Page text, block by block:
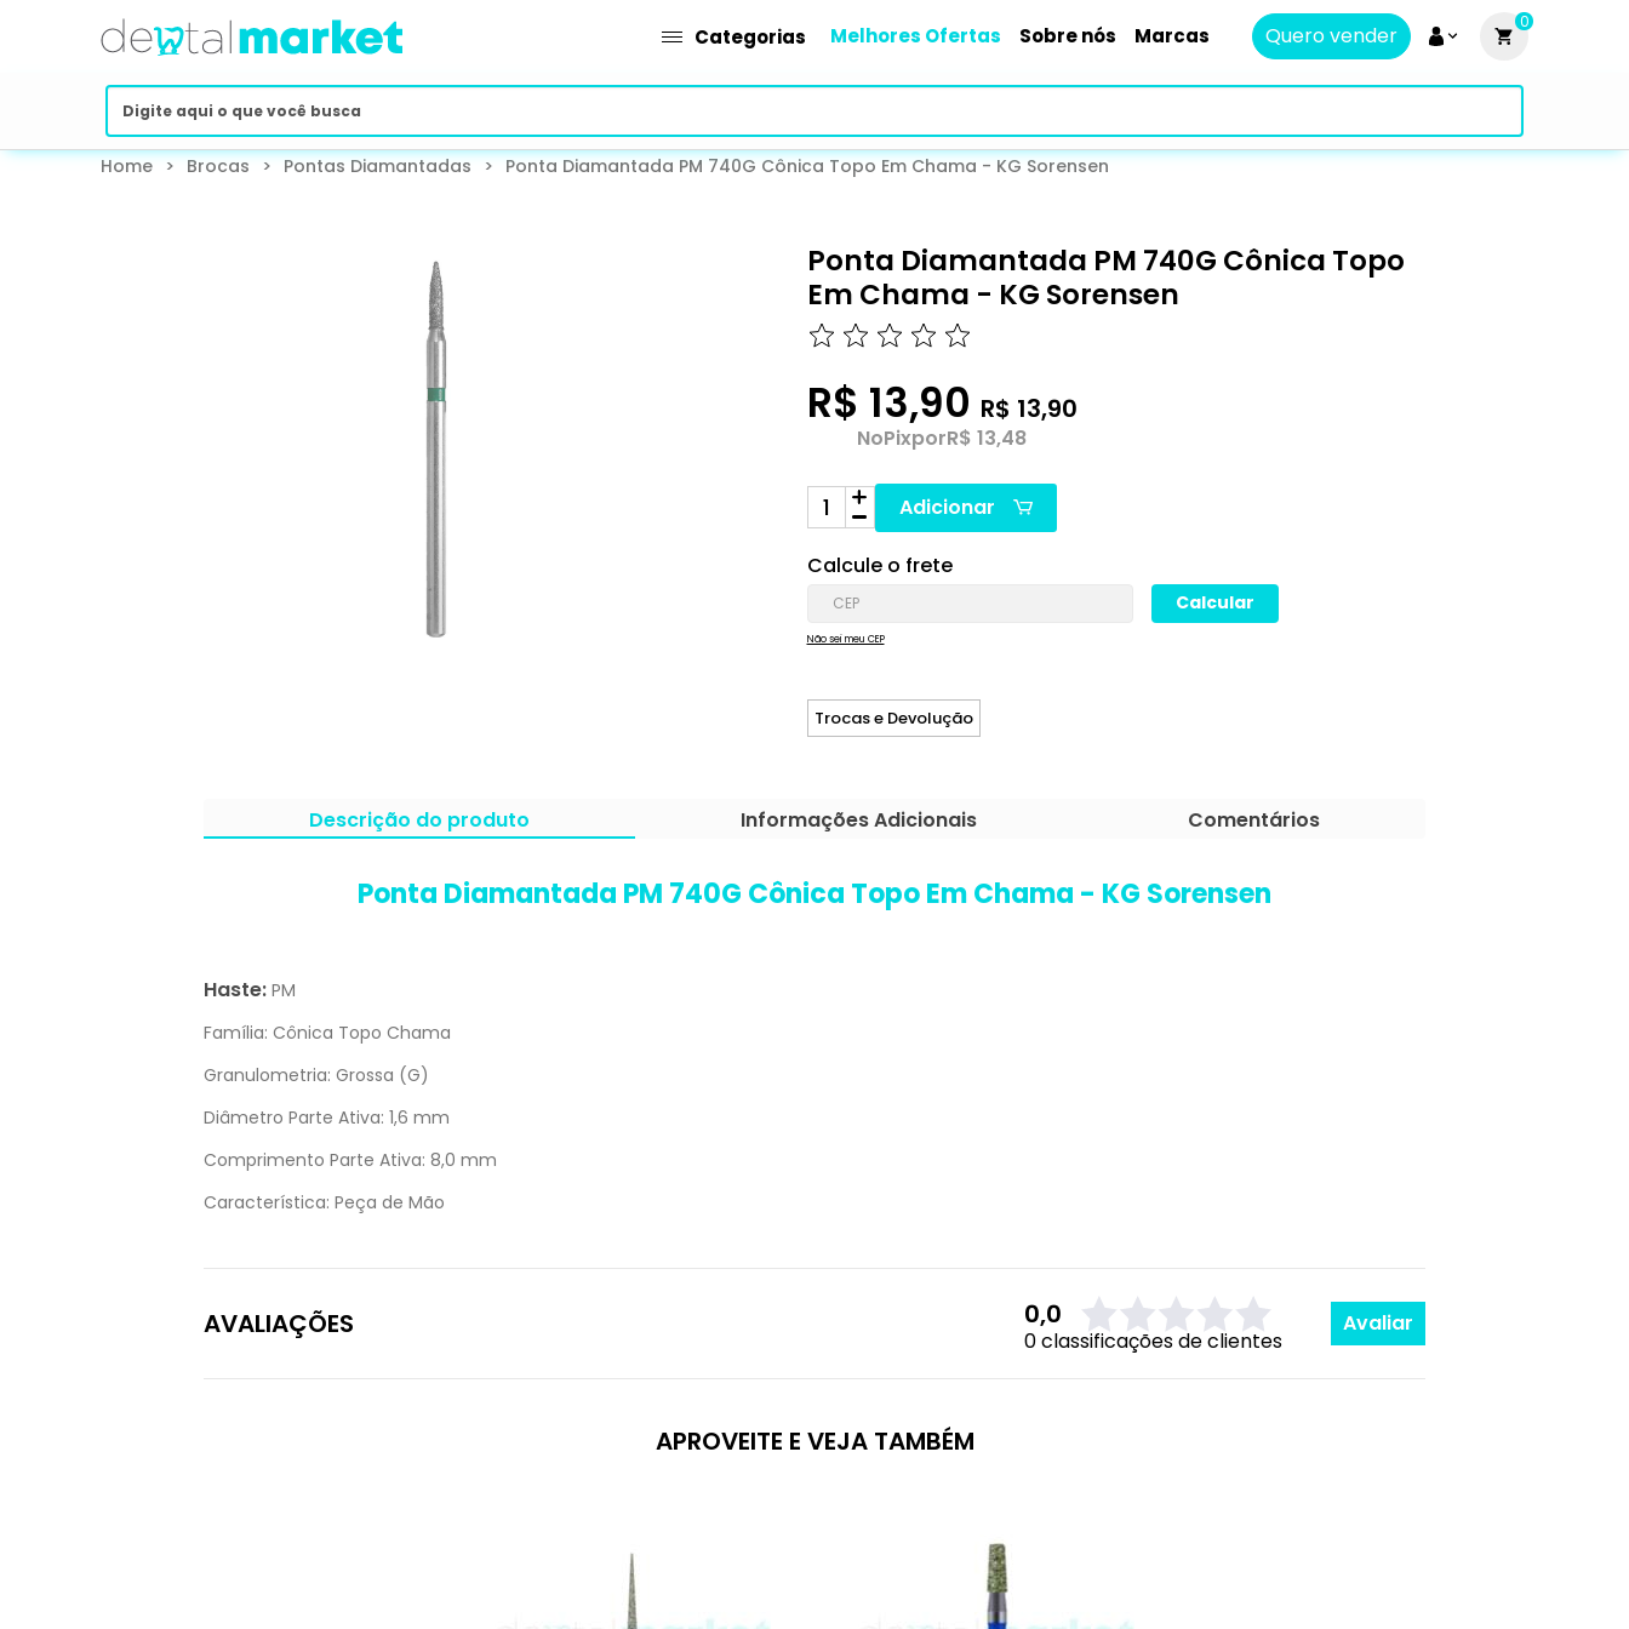
Categorias Melhores Ofertas Sobre nós Marcas Quero vender
0
Home > Brocas > Pontas Diamantadas > Ponta Diamantada PM 740G Cônica Topo Em Chama - KG Sorensen
Ponta Diamantada PM 740G Cônica Topo
Em Chama - KG Sorensen
R$ 13,90 R$ 13,90
NoPixporR$ 13,48
Adicionar
Calcule o frete
Não sei meu CEP
Trocas e Devolução
Descrição do produto Informações Adicionais Comentários
Ponta Diamantada PM 740G Cônica Topo Em Chama - KG Sorensen
Haste: PM
Família: Cônica Topo Chama
Granulometria: Grossa (G)
Diâmetro Parte Ativa: 1,6 mm
Comprimento Parte Ativa: 8,0 mm
Característica: Peça de Mão
AVALIAÇÕES 0,0
0 classificações de clientes
Avaliar
APROVEITE E VEJA TAMBÉM